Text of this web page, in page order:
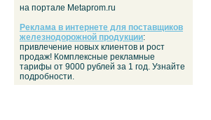
на портале Metaprom.ru
Реклама в интернете для поставщиков
железнодорожной продукции:
привлечение новых клиентов и рост
продаж! Комплексные рекламные
тарифы от 9000 рублей за 1 год. Узнайте
подробности.